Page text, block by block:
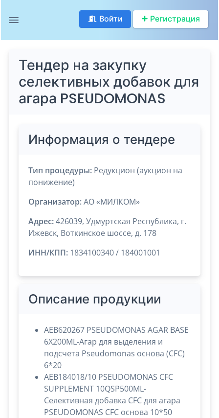
Войти Регистрация
Тендер на закупку
селективных добавок для
агара PSEUDOMONAS
Информация о тендере
Тип процедуры: Редукцион (аукцион на
понижение)
Организатор:АО «МИЛКОМ»
Адрес:426039, Удмуртская Республика, г.
Ижевск, Воткинское шоссе, д. 178
ИНН/КПП: 1834100340 / 184001001
Описание продукции
AEB620267 PSEUDOMONAS AGAR BASE
6X200ML-Агар для выделения и
подсчета Pseudomonas основа (CFC)
6*20
AEB184018/10 PSEUDOMONAS CFC
SUPPLEMENT 10QSP500ML-
Селективная добавка CFC для агара
PSEUDOMONAS CFC основа 10*50